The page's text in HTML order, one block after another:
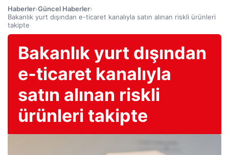
Haberler›Güncel Haberler›
Bakanlık yurt dışından e-ticaret kanalıyla satın alınan riskli ürünleri
takipte
Bakanlık yurt dışından
e-ticaret kanalıyla
satın alınan riskli
ürünleri takipte